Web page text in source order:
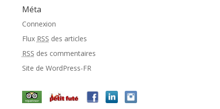
Méta
Connexion
Flux RSS des articles
RSS des commentaires
Site de WordPress-FR